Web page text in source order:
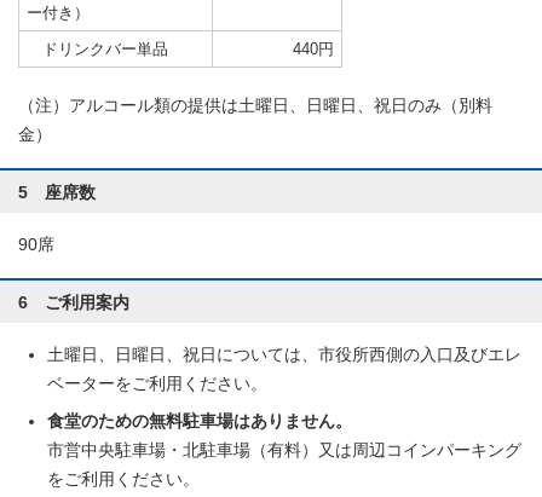
ー付き）
ドリンクバー単品 440円
（注）アルコール類の提供は土曜日、日曜日、祝日のみ（別料
金）
5 座席数
90席
6 ご利用案内
土曜日、日曜日、祝日については、市役所西側の入口及びエレ
ベーターをご利用ください。
食堂のための無料駐車場はありません。
市営中央駐車場・北駐車場（有料）又は周辺コインパーキング
をご利用ください。